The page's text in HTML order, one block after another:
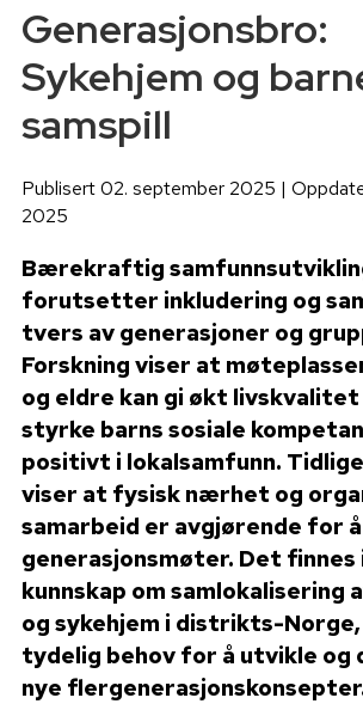
Generasjonsbro:
Sykehjem og
samspill
Publisert 02. september 2025 |
2025
Bærekraftig
forutsetter inkludering og
tvers av generasjoner og
Forskning viser at
og eldre kan gi økt
styrke barns sosiale
positivt i lokalsamfunn.
viser at fysisk nærhet og
samarbeid er avgjørende for
generasjonsmøter. Det
kunnskap om samlokalisering
og sykehjem i distrikts-
tydelig behov for å utvikle og
nye